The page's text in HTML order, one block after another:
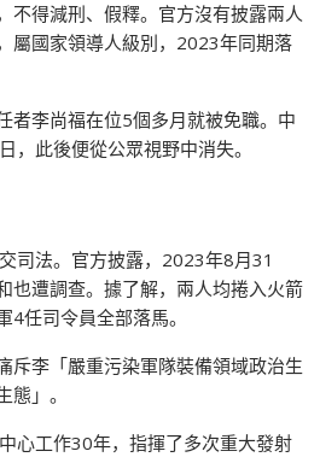
不得減刑、假釋。官方沒有披露兩人
屬國家領導人級別，2023年同期落
李尚福在位5個多月就被免職。中
此後便從公眾視野中消失。
司法。官方披露，2023年8月31
也遭調查。據了解，兩人均捲入火箭
任司令員全部落馬。
斥李「嚴重污染軍隊裝備領域政治生
」。
心工作30年，指揮了多次重大發射